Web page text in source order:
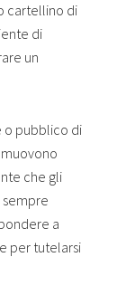
cartellino di
di
un
o pubblico di
che gli
a
per tutelarsi